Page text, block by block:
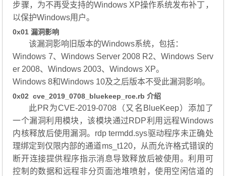
步骤，为不再受支持的Windows XP操作系统发布补丁，
以保护Windows用户。
0x01 漏洞影响
该漏洞影响旧版本的Windows系统，包括：
Windows 7、Windows Server 2008 R2、Windows Serv
er 2008、Windows 2003、Windows XP。
Windows 8和Windows 10及之后版本不受此漏洞影响。
0x02 cve_2019_0708_bluekeep_rce.rb 介绍
此PR为CVE-2019-0708（又名BlueKeep）添加了
一个漏洞利用模块，该模块通过RDP利用远程Windows
内核释放后使用漏洞。rdp termdd.sys驱动程序未正确处
理绑定到仅限内部的通道ms_t120，从而允许格式错误的
断开连接提供程序指示消息导致释放后被使用。利用可
控制的数据和远程非分页面池堆喷射，使用空闲信道的